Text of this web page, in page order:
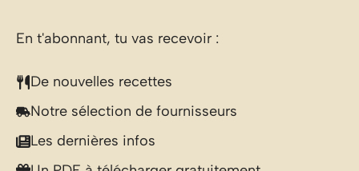
En t'abonnant, tu vas recevoir :
De nouvelles recettes
Notre sélection de fournisseurs
Les dernières infos